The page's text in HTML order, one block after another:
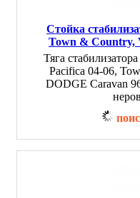
Стойка
Town & Country,
Тяга
Pacifica 04-06,
DODGE Caravan